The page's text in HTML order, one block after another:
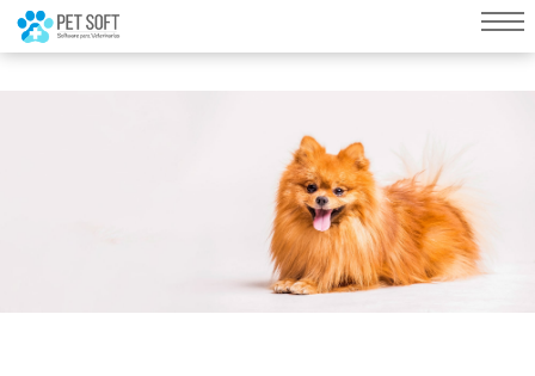
query failed, Table 'nwproject5_petsoft.preload_images' doesn't exist::SQL
Query: /*qc=on*/ select * from preload_images where pagina=81